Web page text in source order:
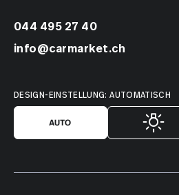
044 495 27 40
info@carmarket.ch
DESIGN-EINSTELLUNG: AUTOMATISCH